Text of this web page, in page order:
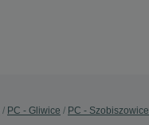
PC - Gliwice PC - Szobiszowice